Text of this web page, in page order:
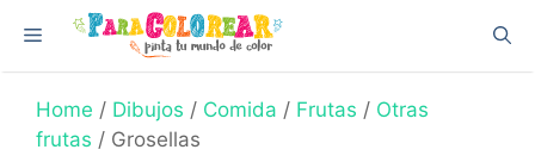
content
Menu
Home / Dibujos / Comida / Frutas / Otras
frutas / Grosellas